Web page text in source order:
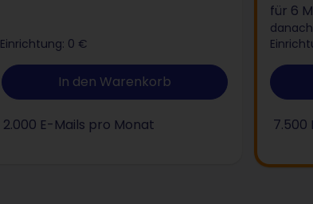
Einrichtung: 0 €
In den Warenkorb
2.000 E-Mails pro Monat
für 6
7.500